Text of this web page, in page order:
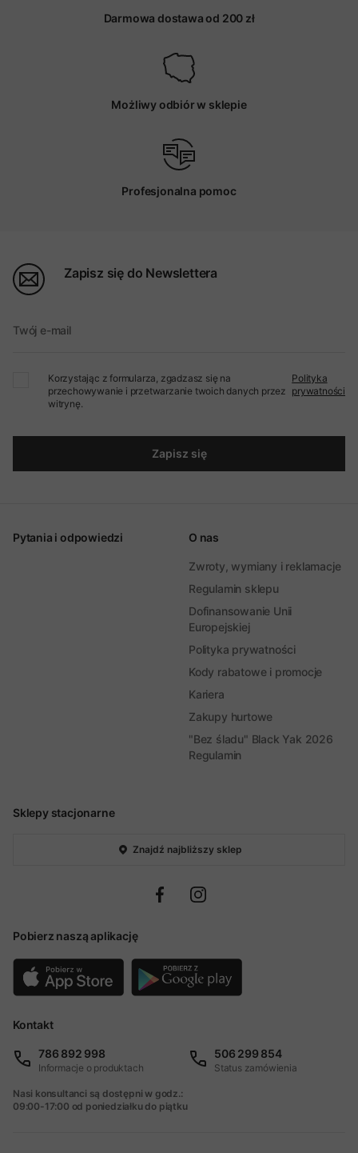
Darmowa dostawa od 200 zł
Możliwy odbiór w sklepie
Profesjonalna pomoc
Zapisz się do Newslettera
Twój e-mail
Korzystając z formularza, zgadzasz się na
przechowywanie i przetwarzanie twoich danych przez
witrynę.
Polityka
prywatności
Zapisz się
Sklepy stacjonarne
Znajdź najbliższy sklep
Pobierz naszą aplikację
Pytania i odpowiedzi O nas
Zwroty, wymiany i reklamacje
Regulamin sklepu
Dofinansowanie Unii
Europejskiej
Polityka prywatności
Kody rabatowe i promocje
Kariera
Zakupy hurtowe
"Bez śladu" Black Yak 2026
Regulamin
Kontakt
786 892 998
Informacje o produktach
506 299 854
Status zamówienia
Nasi konsultanci są dostępni w godz.:
09:00-17:00 od poniedziałku do piątku